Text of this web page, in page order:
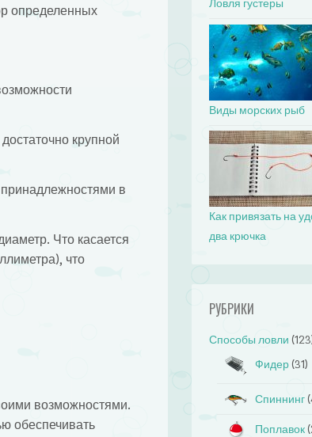
определенных
крупной
в
Что касается
что
возможностями.
обеспечивать
Ловля густеры
Виды морских рыб
Как привязать на
два крючка
РУБРИКИ
Способы ловли
Фидер (31)
Спиннинг
Поплавок